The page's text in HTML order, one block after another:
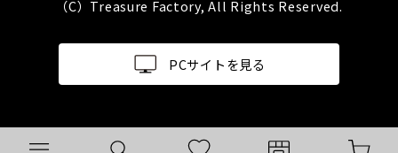
（C）Treasure Factory, All Rights Reserved.
PCサイトを見る